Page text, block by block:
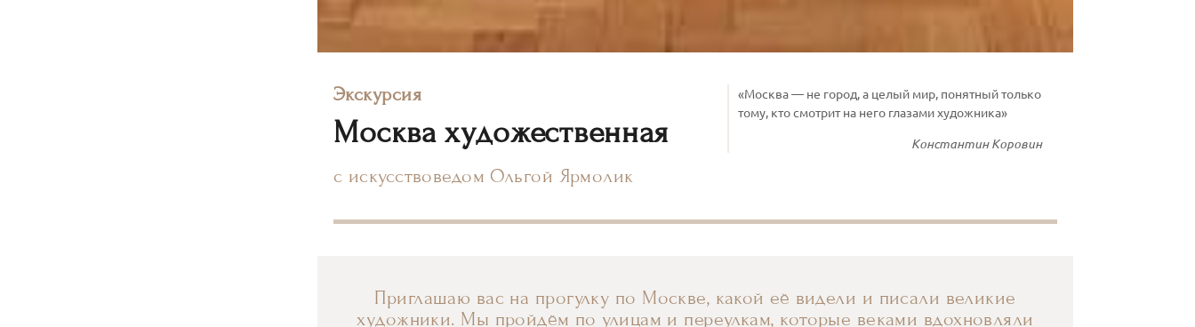
Экскурсия
Москва художественная
с искусствоведом Ольгой Ярмолик
«Москва — не город, а целый мир, понятный только
тому, кто смотрит на него глазами художника»
Константин Коровин
Приглашаю вас на прогулку по Москве, какой её видели и писали великие
художники. Мы пройдём по улицам и переулкам, которые веками вдохновляли